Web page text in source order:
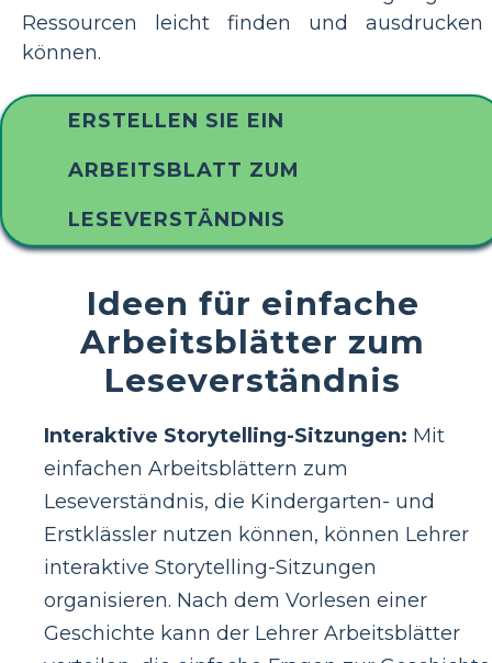
Ressourcen leicht finden und ausdrucken
können.
ERSTELLEN SIE EIN
ARBEITSBLATT ZUM
LESEVERSTÄNDNIS
Ideen für einfache
Arbeitsblätter zum
Leseverständnis
Interaktive Storytelling-Sitzungen: Mit
einfachen Arbeitsblättern zum
Leseverständnis, die Kindergarten- und
Erstklässler nutzen können, können Lehrer
interaktive Storytelling-Sitzungen
organisieren. Nach dem Vorlesen einer
Geschichte kann der Lehrer Arbeitsblätter